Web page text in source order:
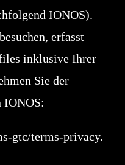
IONOS).
erfasst
inklusive Ihrer
Sie der
IONOS:
gtc/terms-privacy.